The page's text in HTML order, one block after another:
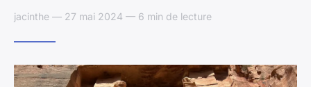
jacinthe — 27 mai 2024 — 6 min de lecture